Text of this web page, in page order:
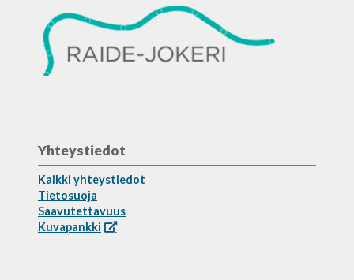
Yhteystiedot
Kaikki yhteystiedot
Tietosuoja
Saavutettavuus
Kuvapankki